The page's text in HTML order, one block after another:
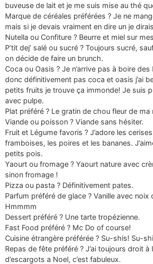
buveuse de lait et je me suis mise au thé
Marque de céréales préférées ? Je ne
mais si je devais vraiment en dire un je
Nutella ou Confiture ? Beurre et miel sur
P’tit dej’ salé ou sucré ? Toujours sucré,
on décide de faire un brunch.
Coca ou Oasis ? Je n’arrive pas à boire
donc définitivement pas coca et oasis j’ai
petits fruits je trouve ça immonde! Je suis
avec pulpe.
Plat préféré ? Le gratin de chou fleur de ma
Viande ou poisson ? Viande sans hésiter.
Fruit et Légume favoris ? J’adore les
framboises, les poires et les bananes.
petits pois.
Yaourt ou fromage ? Yaourt nature avec
sinon fromage !
Pizza ou pasta ? Définitivement pates.
Parfum préféré de glace ? Vanille avec noix
Hmmmm
Dessert préféré ? Une tarte tropézienne.
Fast Food préféré ? Mc Do of course!
Cuisine étrangère préférée ? Su-shis! Su-
Repas de fête préféré ? J’ai toujours droit à
d’escargots a Noel, c’est fabuleux.